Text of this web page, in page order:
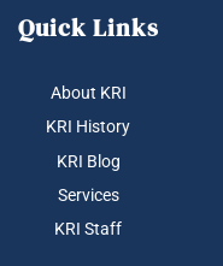
Quick Links
About KRI
KRI History
KRI Blog
Services
KRI Staff